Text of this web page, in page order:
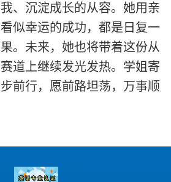
、沉淀成长的从容。她用亲
似幸运的成功，都是日复一
。未来，她也将带着这份从
道上继续发光发热。学姐寄
前行，愿前路坦荡，万事顺